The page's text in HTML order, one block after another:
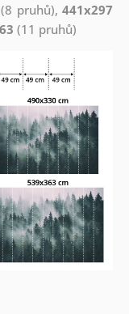
pruhů),441x297
(11 pruhů)